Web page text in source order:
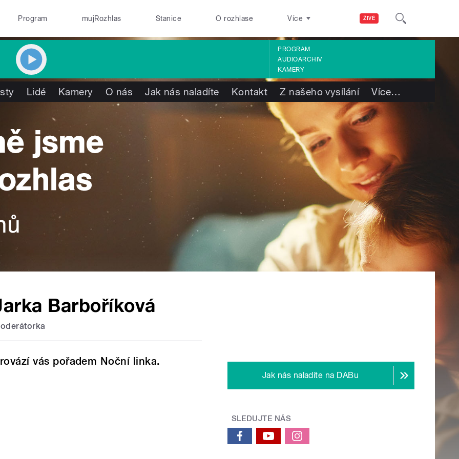
ŽIVĚ
Program mujRozhlas Stanice O rozhlase Více
PROGRAM
AUDIOARCHIV
KAMERY
Lidé Kamery O nás Jak nás naladíte Kontakt Z našeho vysílání Více…
Barboříková
vás pořadem Noční linka.
Jak nás naladíte na DABu
SLEDUJTE NÁS